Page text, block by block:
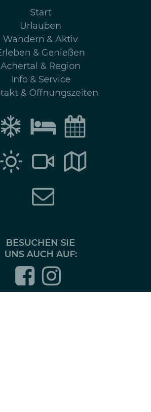
Navigation
überspringen
Start
Urlauben
Wandern & Aktiv
& Genießen
Achertal & Region
Info & Service
& Öffnungszeiten
BESUCHEN SIE
UNS AUCH AUF: